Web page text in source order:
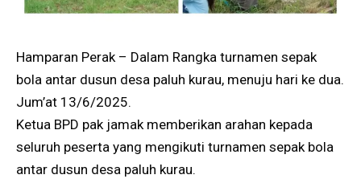
Hamparan Perak – Dalam Rangka turnamen sepak
bola antar dusun desa paluh kurau, menuju hari ke dua.
Jum’at 13/6/2025.
Ketua BPD pak jamak memberikan arahan kepada
seluruh peserta yang mengikuti turnamen sepak bola
antar dusun desa paluh kurau.